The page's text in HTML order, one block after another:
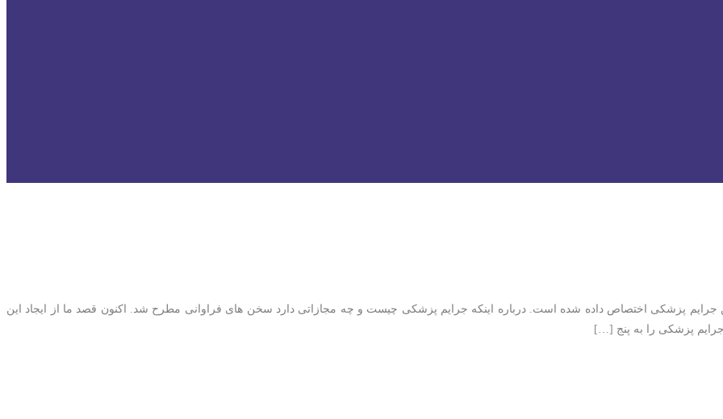
جرایم پزشکی اختصاص داده شده است. درباره اینکه جرایم پزشکی چیست و چه مجازاتی دارد سخن های فراوانی مطرح شد. اکنون قصد ما از ایجاد این
پزشکی را به پنج […]